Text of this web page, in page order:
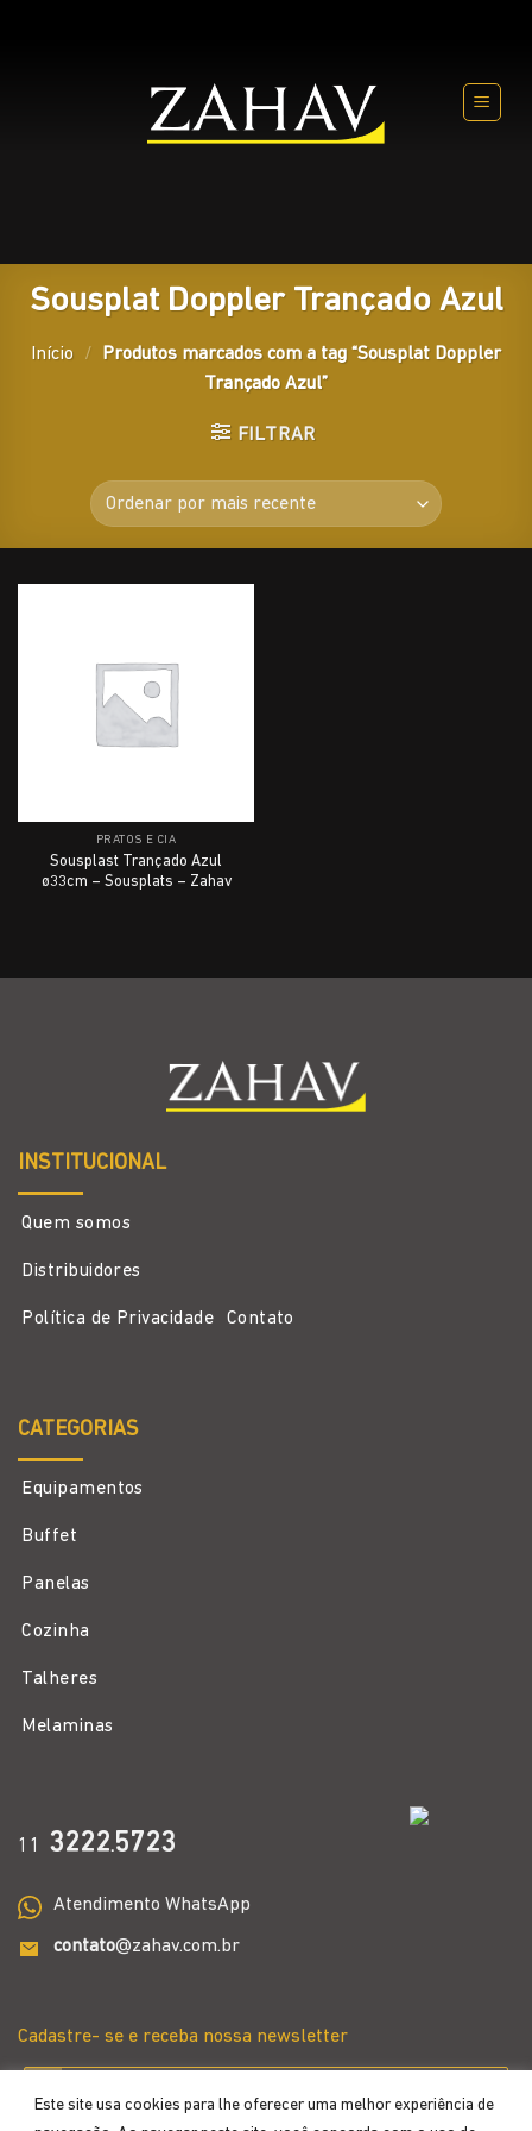
Este site usa cookies para lhe oferecer uma melhor experiência de
Sousplat Doppler Trançado Azul
Início /
Produtos marcados com a tag “Sousplat Doppler
Trançado Azul”
FILTRAR
PRATOS E CIA
Sousplast Trançado Azul
ø33cm – Sousplats – Zahav
INSTITUCIONAL
Quem somos
Distribuidores
Política de Privacidade Contato
CATEGORIAS
Equipamentos
Buffet
Panelas
Cozinha
Talheres
Melaminas
11 3222.5723
Atendimento WhatsApp
contato@zahav.com.br
Cadastre- se e receba nossa newsletter